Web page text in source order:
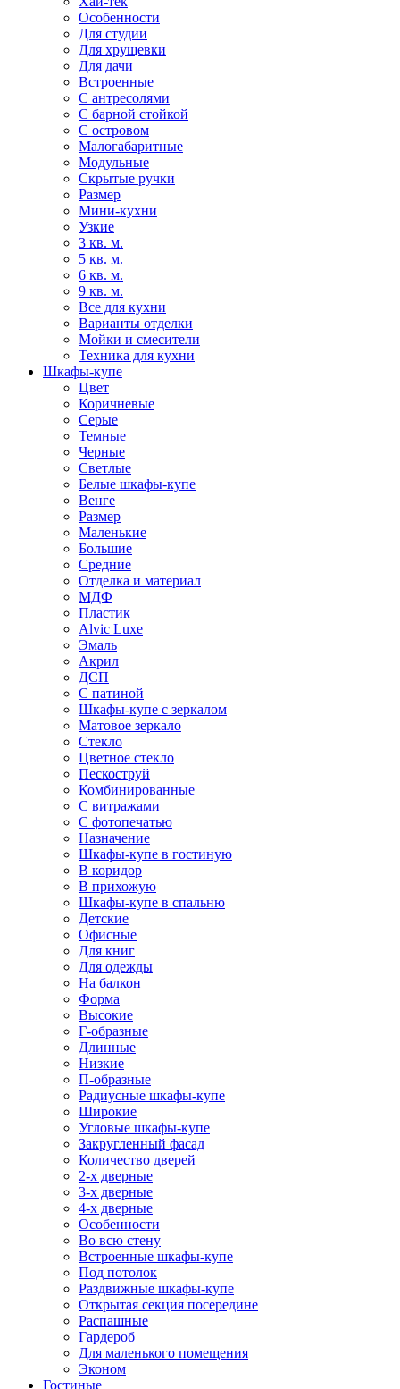
Особенности
Для студии
Для хрущевки
Для дачи
Встроенные
С антресолями
С барной стойкой
С островом
Малогабаритные
Модульные
Скрытые ручки
Размер
Мини-кухни
Узкие
3 кв. м.
5 кв. м.
6 кв. м.
9 кв. м.
Все для кухни
Варианты отделки
Мойки и смесители
Техника для кухни
Шкафы-купе
Цвет
Коричневые
Серые
Темные
Черные
Светлые
Белые шкафы-купе
Венге
Размер
Маленькие
Большие
Средние
Отделка и материал
МДФ
Пластик
Alvic Luxe
Эмаль
Акрил
ДСП
С патиной
Шкафы-купе с зеркалом
Матовое зеркало
Стекло
Цветное стекло
Пескоструй
Комбинированные
С витражами
С фотопечатью
Назначение
Шкафы-купе в гостиную
В коридор
В прихожую
Шкафы-купе в спальню
Детские
Офисные
Для книг
Для одежды
На балкон
Форма
Высокие
Г-образные
Длинные
Низкие
П-образные
Радиусные шкафы-купе
Широкие
Угловые шкафы-купе
Закругленный фасад
Количество дверей
2-х дверные
3-х дверные
4-х дверные
Особенности
Во всю стену
Встроенные шкафы-купе
Под потолок
Раздвижные шкафы-купе
Открытая секция посередине
Распашные
Гардероб
Для маленького помещения
Эконом
Гостиные